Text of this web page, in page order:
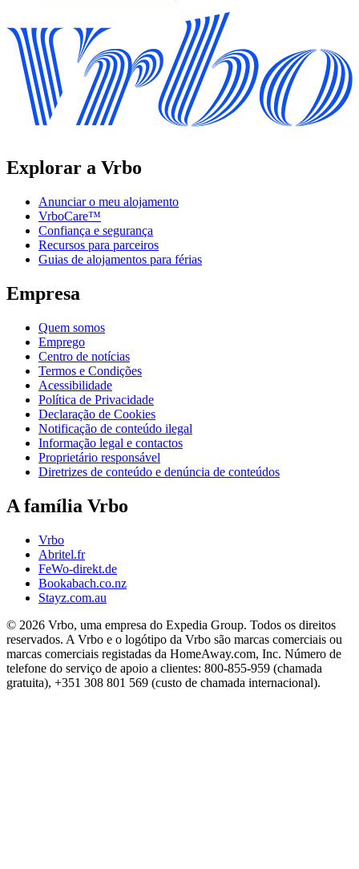
Explorar a Vrbo
Anunciar o meu alojamento
VrboCare™
Confiança e segurança
Recursos para parceiros
Guias de alojamentos para férias
Empresa
Quem somos
Emprego
Centro de notícias
Termos e Condições
Acessibilidade
Política de Privacidade
Declaração de Cookies
Notificação de conteúdo ilegal
Informação legal e contactos
Proprietário responsável
Diretrizes de conteúdo e denúncia de conteúdos
A família Vrbo
Vrbo
Abritel.fr
FeWo-direkt.de
Bookabach.co.nz
Stayz.com.au
© 2026 Vrbo, uma empresa do Expedia Group. Todos os direitos
reservados. A Vrbo e o logótipo da Vrbo são marcas comerciais ou
marcas comerciais registadas da HomeAway.com, Inc. Número de
telefone do serviço de apoio a clientes: 800-855-959 (chamada
gratuita), +351 308 801 569 (custo de chamada internacional).